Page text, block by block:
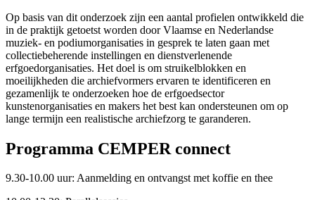
Op basis van dit onderzoek zijn een aantal profielen ontwikkeld die
in de praktijk getoetst worden door Vlaamse en Nederlandse
muziek- en podiumorganisaties in gesprek te laten gaan met
collectiebeherende instellingen en dienstverlenende
erfgoedorganisaties. Het doel is om struikelblokken en
moeilijkheden die archiefvormers ervaren te identificeren en
gezamenlijk te onderzoeken hoe de erfgoedsector
kunstenorganisaties en makers het best kan ondersteunen om op
lange termijn een realistische archiefzorg te garanderen.
Programma CEMPER connect
9.30-10.00 uur: Aanmelding en ontvangst met koffie en thee